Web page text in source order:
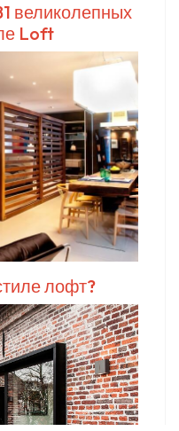
великолепных
Loft
лофт?